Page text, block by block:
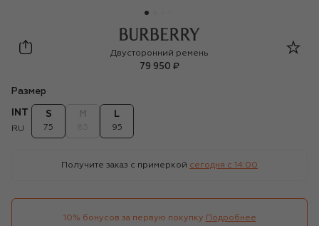
Burberry
Двусторонний ремень
79 950 ₽
Размер
INT
RU
S
75
L
95
Получите заказ с примеркой сегодня c 14:00
10% бонусов за первую покупку Подробнее